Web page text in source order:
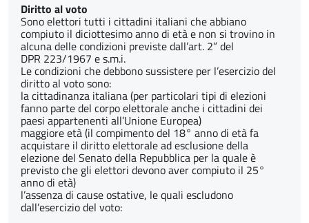
Diritto al voto
Sono elettori tutti i cittadini italiani che abbiano
compiuto il diciottesimo anno di età e non si trovino in
alcuna delle condizioni previste dall’art. 2” del
DPR 223/1967 e s.m.i.
Le condizioni che debbono sussistere per l’esercizio del
diritto al voto sono:
la cittadinanza italiana (per particolari tipi di elezioni
fanno parte del corpo elettorale anche i cittadini dei
paesi appartenenti all’Unione Europea)
maggiore età (il compimento del 18° anno di età fa
acquistare il diritto elettorale ad esclusione della
elezione del Senato della Repubblica per la quale è
previsto che gli elettori devono aver compiuto il 25°
anno di età)
l’assenza di cause ostative, le quali escludono
dall’esercizio del voto: